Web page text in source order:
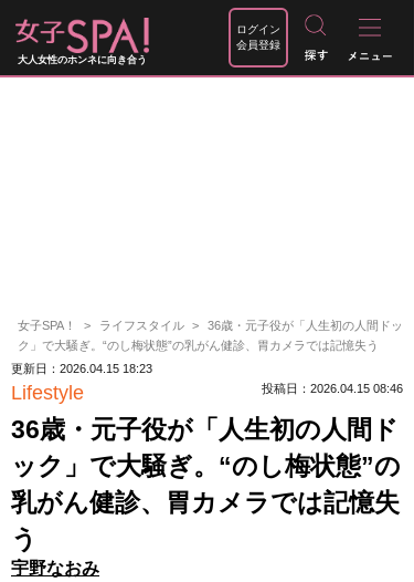
大人女性のホンネに向き合う
ログイン
会員登録
女子SPA！ ライフスタイル
36歳・元子役が「人生初の人間ドッ
ク」で大騒ぎ。“のし梅状態”の乳がん健診、胃カメラでは記憶失う
更新日：2026.04.15 18:23
Lifestyle 投稿日：2026.04.15 08:46
36歳・元子役が「人生初の人間ド
ック」で大騒ぎ。“のし梅状態”の
乳がん健診、胃カメラでは記憶失
う
宇野なおみ